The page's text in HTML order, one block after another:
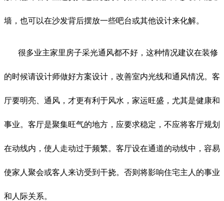
墙，也可以在沙发背后摆放一些吧台或其他设计来化解。
很多业主家里房子采光通风都不好，这种情况建议在装修
的时候请设计师做好方案设计，改善室内光线和通风情况。客
厅要明亮、通风，才更有利于风水，家运旺盛，尤其是健康和
事业。客厅是聚集旺气的地方，应要求稳定，不应将客厅规划
在动线内，使人走动过于频繁。客厅设在通道的动线中，容易
使家人聚会或客人来访受到干挠。否则将影响住宅主人的事业
和人际关系。